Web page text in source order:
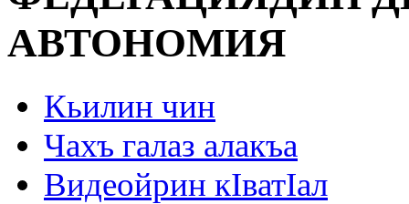
АВТОНОМИЯ
Кьилин чин
Чахъ галаз алакъа
Видеойрин кIватIал